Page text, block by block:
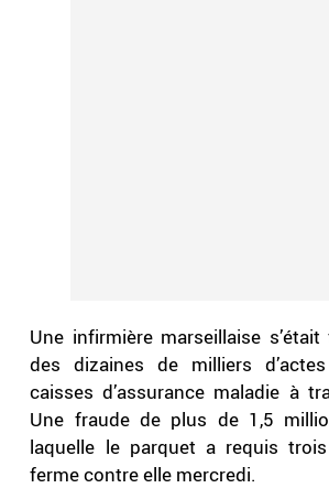
Une infirmière marseillaise
des dizaines de milliers
caisses d’assurance maladie à
Une fraude de plus de 1,5
laquelle le parquet a requis
ferme contre elle mercredi.